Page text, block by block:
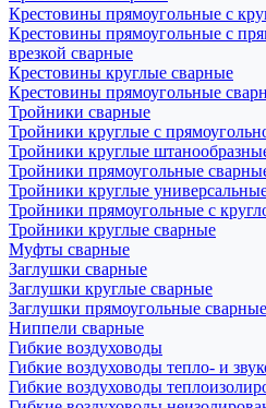
Крестовины прямоугольные с
Крестовины прямоугольные с
врезкой сварные
Крестовины круглые сварные
Крестовины прямоугольные
Тройники сварные
Тройники круглые с
Тройники круглые
Тройники прямоугольные
Тройники круглые
Тройники прямоугольные с
Тройники круглые сварные
Муфты сварные
Заглушки сварные
Заглушки круглые сварные
Заглушки прямоугольные сварные
Ниппели сварные
Гибкие воздуховоды
Гибкие воздуховоды тепло- и
Гибкие воздуховоды